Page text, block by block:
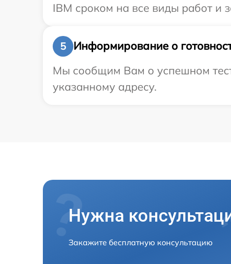
IBM сроком на все виды работ и
5
Информирование о
Мы сообщим Вам о успешном
указанному адресу.
Нужна
Закажите бесплатную консультацию